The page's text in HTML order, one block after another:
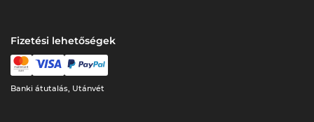
Fizetési lehetőségek
Banki átutalás, Utánvét